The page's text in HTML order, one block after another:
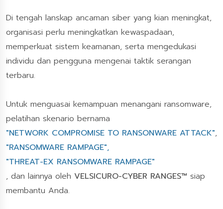
Di tengah lanskap ancaman siber yang kian meningkat,
organisasi perlu meningkatkan kewaspadaan,
memperkuat sistem keamanan, serta mengedukasi
individu dan pengguna mengenai taktik serangan
terbaru.
Untuk menguasai kemampuan menangani ransomware,
pelatihan skenario bernama
"NETWORK COMPROMISE TO RANSONWARE ATTACK",
"RANSOMWARE RAMPAGE",
"THREAT-EX RANSOMWARE RAMPAGE"
, dan lainnya oleh VELSICURO-CYBER RANGES™ siap
membantu Anda.